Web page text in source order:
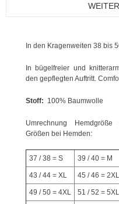
In den Kragenweiten 38 bis
In bügelfreier und
den gepflegten Auftritt.
Stoff: 100% Baumwolle
Umrechnung
Größen bei Hemden:
37 / 38 = S 39 / 40 = M
43 / 44 = XL 45 / 46 = 2XL
49 / 50 = 4XL 51 / 52 = 5XL